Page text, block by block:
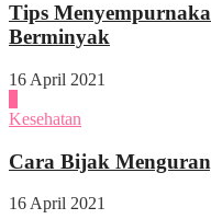
Tips
Berminyak
16 April 2021
Kesehatan
Cara Bijak
16 April 2021